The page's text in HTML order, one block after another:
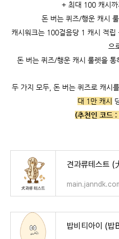
+ 최대 100 캐시
돈 버는 퀴즈/행운 캐시
캐시워크는 100걸음당 1 캐시 적립
으
돈 버는 퀴즈/행운 캐시 룰렛을 통
두 가지 모두, 돈 버는 퀴즈로 캐시
대 1만 캐시
(추천인 코드 :
견과류테스트 (
밥비티아이 (밥